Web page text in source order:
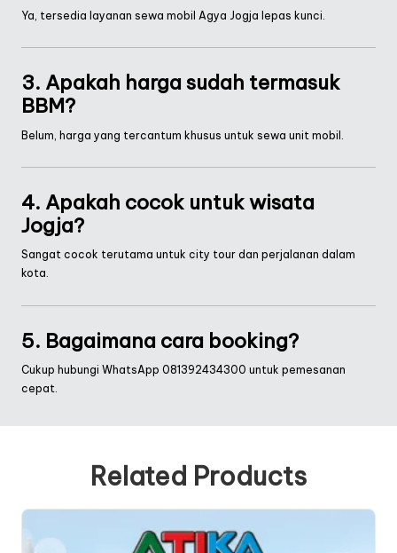
Ya, tersedia layanan sewa mobil Agya Jogja lepas kunci.
3. Apakah harga sudah termasuk
BBM?
Belum, harga yang tercantum khusus untuk sewa unit mobil.
4. Apakah cocok untuk wisata
Jogja?
Sangat cocok terutama untuk city tour dan perjalanan dalam
kota.
5. Bagaimana cara booking?
Cukup hubungi WhatsApp 081392434300 untuk pemesanan
cepat.
Related Products